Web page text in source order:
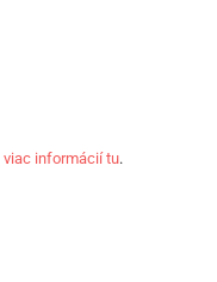
viac informácií tu.